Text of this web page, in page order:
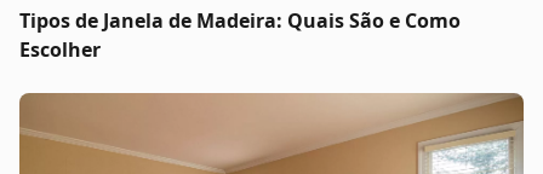
Tipos de Janela de Madeira: Quais São e Como
Escolher